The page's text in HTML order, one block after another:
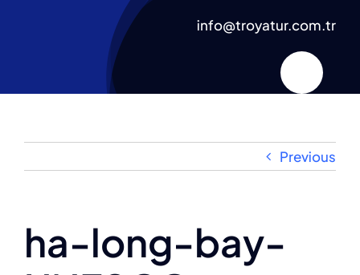
info@troyatur.com.tr
Previous
ha-long-bay-